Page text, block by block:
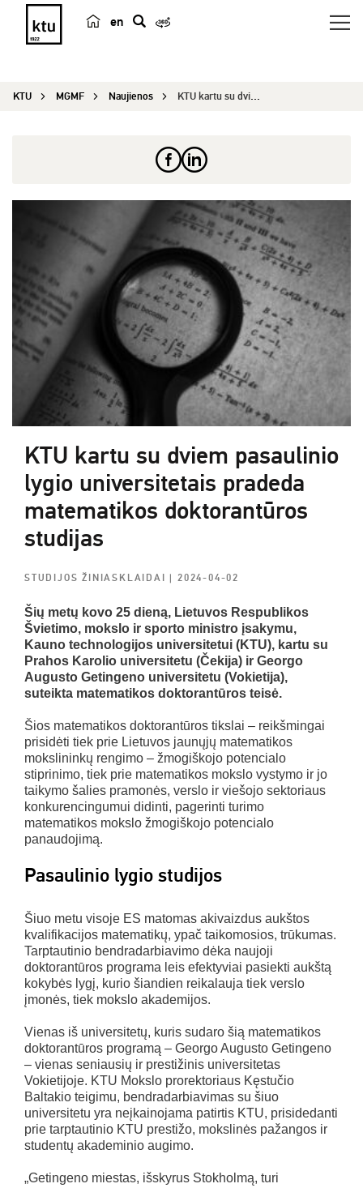
en
e
KTU MGMF Naujienos KTU kartu su dviem pasaulinio lygio universiteta...
KTU kartu su dviem pasaulinio
lygio universitetais pradeda
matematikos doktorantūros
studijas
STUDIJOS ŽINIASKLAIDAI| 2024-04-02
Šių metų kovo 25 dieną, Lietuvos Respublikos
Švietimo, mokslo ir sporto ministro įsakymu,
Kauno technologijos universitetui (KTU), kartu su
Prahos Karolio universitetu (Čekija) ir Georgo
Augusto Getingeno universitetu (Vokietija),
suteikta matematikos doktorantūros teisė.
Šios matematikos doktorantūros tikslai – reikšmingai
prisidėti tiek prie Lietuvos jaunųjų matematikos
mokslininkų rengimo – žmogiškojo potencialo
stiprinimo, tiek prie matematikos mokslo vystymo ir jo
taikymo šalies pramonės, verslo ir viešojo sektoriaus
konkurencingumui didinti, pagerinti turimo
matematikos mokslo žmogiškojo potencialo
panaudojimą.
Pasaulinio lygio studijos
Šiuo metu visoje ES matomas akivaizdus aukštos
kvalifikacijos matematikų, ypač taikomosios, trūkumas.
Tarptautinio bendradarbiavimo dėka naujoji
doktorantūros programa leis efektyviai pasiekti aukštą
kokybės lygį, kurio šiandien reikalauja tiek verslo
įmonės, tiek mokslo akademijos.
Vienas iš universitetų, kuris sudaro šią matematikos
doktorantūros programą – Georgo Augusto Getingeno
– vienas seniausių ir prestižinis universitetas
Vokietijoje. KTU Mokslo prorektoriaus Kęstučio
Baltakio teigimu, bendradarbiavimas su šiuo
universitetu yra neįkainojama patirtis KTU, prisidedanti
prie tarptautinio KTU prestižo, mokslinės pažangos ir
studentų akademinio augimo.
„Getingeno miestas, išskyrus Stokholmą, turi